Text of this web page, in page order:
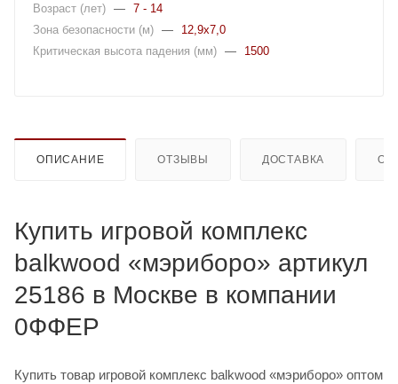
Возраст (лет) — 7 - 14
Зона безопасности (м) —
12,9x7,0
Критическая высота падения (мм) — 1500
ОПИСАНИЕ ОТЗЫВЫ ДОСТАВКА
Купить игровой комплекс
balkwood «мэриборо» артикул
25186 в Москве в компании
0ФФЕР
Купить товар игровой комплекс balkwood «мэриборо» оптом